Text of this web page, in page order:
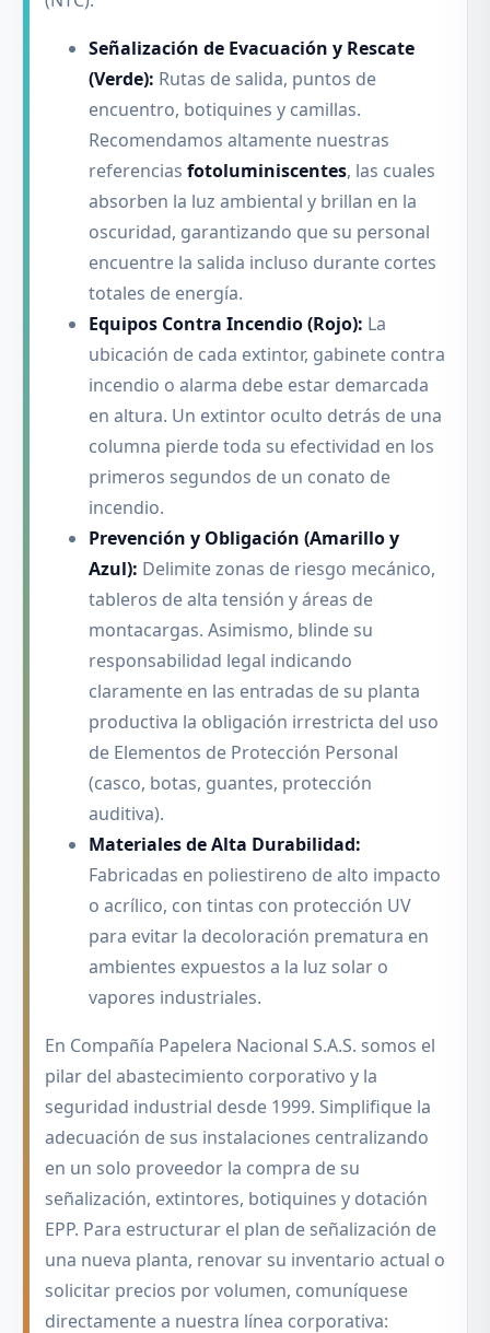
Señalización de Evacuación y Rescate
(Verde): Rutas de salida, puntos de
encuentro, botiquines y camillas.
Recomendamos altamente nuestras
referencias fotoluminiscentes, las cuales
absorben la luz ambiental y brillan en la
oscuridad, garantizando que su personal
encuentre la salida incluso durante cortes
totales de energía.
Equipos Contra Incendio (Rojo): La
ubicación de cada extintor, gabinete contra
incendio o alarma debe estar demarcada
en altura. Un extintor oculto detrás de una
columna pierde toda su efectividad en los
primeros segundos de un conato de
incendio.
Prevención y Obligación (Amarillo y
Azul): Delimite zonas de riesgo mecánico,
tableros de alta tensión y áreas de
montacargas. Asimismo, blinde su
responsabilidad legal indicando
claramente en las entradas de su planta
productiva la obligación irrestricta del uso
de Elementos de Protección Personal
(casco, botas, guantes, protección
auditiva).
Materiales de Alta Durabilidad:
Fabricadas en poliestireno de alto impacto
o acrílico, con tintas con protección UV
para evitar la decoloración prematura en
ambientes expuestos a la luz solar o
vapores industriales.
En Compañía Papelera Nacional S.A.S. somos el
pilar del abastecimiento corporativo y la
seguridad industrial desde 1999. Simplifique la
adecuación de sus instalaciones centralizando
en un solo proveedor la compra de su
señalización, extintores, botiquines y dotación
EPP. Para estructurar el plan de señalización de
una nueva planta, renovar su inventario actual o
solicitar precios por volumen, comuníquese
directamente a nuestra línea corporativa: